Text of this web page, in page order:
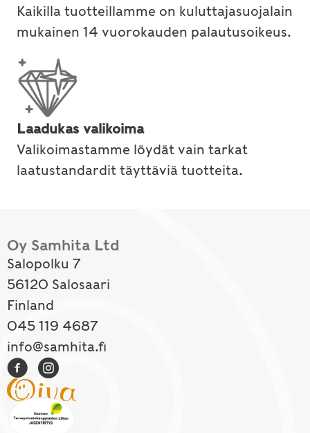
Kaikilla tuotteillamme on kuluttajasuojalain
mukainen 14 vuorokauden palautusoikeus.
Laadukas valikoima
Valikoimastamme löydät vain tarkat
laatustandardit täyttäviä tuotteita.
Oy Samhita Ltd
Salopolku 7
56120 Salosaari
Finland
045 119 4687
info@samhita.fi